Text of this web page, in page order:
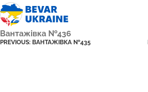
Вантажівка №436
PREVIOUS: ВАНТАЖІВКА №435